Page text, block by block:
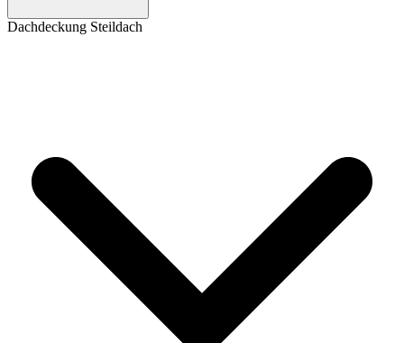
Dachdeckung Steildach